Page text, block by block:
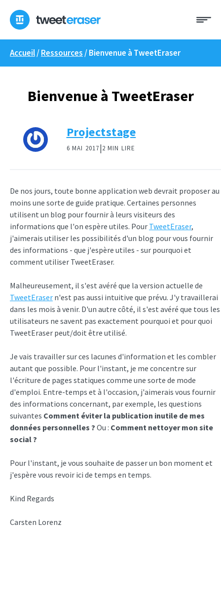
content
Accueil/Ressources /Bienvenue à TweetEraser
Bienvenue à TweetEraser
Projectstage
6 MAI 2017|2 MIN LIRE
De nos jours, toute bonne application web devrait proposer au
moins une sorte de guide pratique. Certaines personnes
utilisent un blog pour fournir à leurs visiteurs des
informations que l'on espère utiles. Pour TweetEraser,
j'aimerais utiliser les possibilités d'un blog pour vous fournir
des informations - que j'espère utiles - sur pourquoi et
comment utiliser TweetEraser.
Malheureusement, il s'est avéré que la version actuelle de
TweetEraser n'est pas aussi intuitive que prévu. J'y travaillerai
dans les mois à venir. D'un autre côté, il s'est avéré que tous les
utilisateurs ne savent pas exactement pourquoi et pour quoi
TweetEraser peut/doit être utilisé.
Je vais travailler sur ces lacunes d'information et les combler
autant que possible. Pour l'instant, je me concentre sur
l'écriture de pages statiques comme une sorte de mode
d'emploi. Entre-temps et à l'occasion, j'aimerais vous fournir
des informations concernant, par exemple, les questions
suivantes Comment éviter la publication inutile de mes
données personnelles ? Ou : Comment nettoyer mon site
social ?
Pour l'instant, je vous souhaite de passer un bon moment et
j'espère vous revoir ici de temps en temps.
Kind Regards
Carsten Lorenz